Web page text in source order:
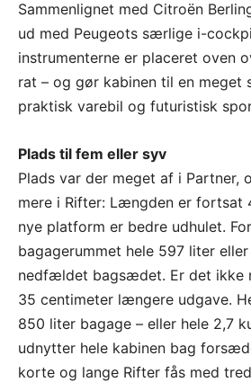
Sammenlignet med Citroën
ud med Peugeots særlige i-
instrumenterne er placeret oven
rat – og gør kabinen til en meget
praktisk varebil og futuristisk
Plads til fem eller syv
Plads var der meget af i Partner,
mere i Rifter: Længden er fortsat
nye platform er bedre udhulet.
bagagerummet hele 597 liter eller
nedfældet bagsædet. Er det ikke
35 centimeter længere udgave.
850 liter bagage – eller hele 2,7
udnytter hele kabinen bag
korte og lange Rifter fås med